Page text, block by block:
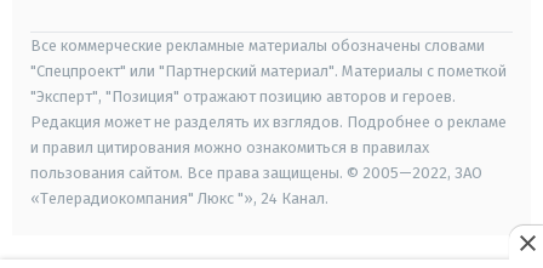
Все коммерческие рекламные материалы обозначены словами
"Спецпроект" или "Партнерский материал". Материалы с пометкой
"Эксперт", "Позиция" отражают позицию авторов и героев.
Редакция может не разделять их взглядов. Подробнее о рекламе
и правил цитирования можно ознакомиться в правилах
пользования сайтом. Все права защищены. © 2005—2022, ЗАО
«Телерадиокомпания" Люкс "», 24 Канал.